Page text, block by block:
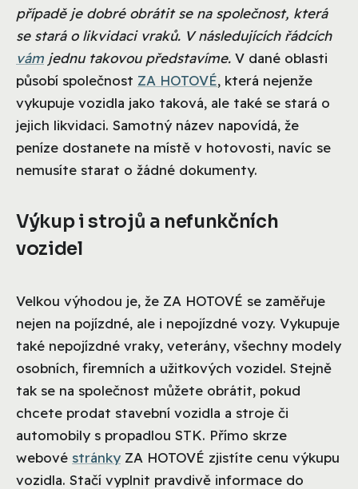
případě je dobré obrátit se na společnost, která
se stará o likvidaci vraků. V následujících řádcích
vám jednu takovou představíme. V dané oblasti
působí společnost ZA HOTOVÉ, která nejenže
vykupuje vozidla jako taková, ale také se stará o
jejich likvidaci. Samotný název napovídá, že
peníze dostanete na místě v hotovosti, navíc se
nemusíte starat o žádné dokumenty.
Výkup i strojů a nefunkčních
vozidel
Velkou výhodou je, že ZA HOTOVÉ se zaměřuje
nejen na pojízdné, ale i nepojízdné vozy. Vykupuje
také nepojízdné vraky, veterány, všechny modely
osobních, firemních a užitkových vozidel. Stejně
tak se na společnost můžete obrátit, pokud
chcete prodat stavební vozidla a stroje či
automobily s propadlou STK. Přímo skrze
webové stránky ZA HOTOVÉ zjistíte cenu výkupu
vozidla. Stačí vyplnit pravdivě informace do